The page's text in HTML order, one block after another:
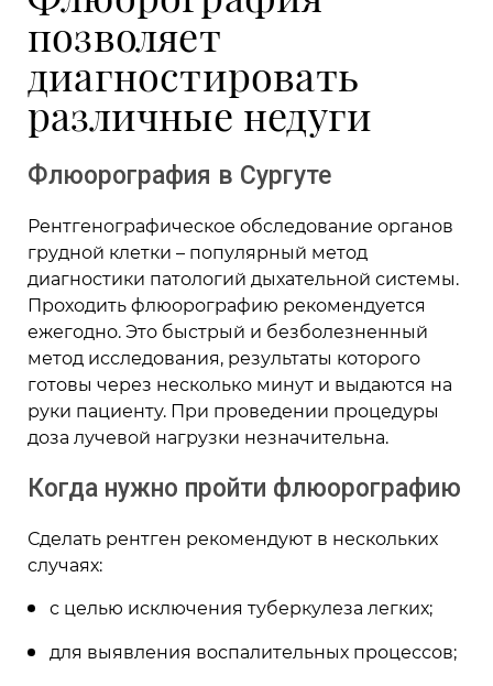
позволяет
диагностировать
различные недуги
Флюорография в Сургуте
Рентгенографическое обследование органов
грудной клетки – популярный метод
диагностики патологий дыхательной системы.
Проходить флюорографию рекомендуется
ежегодно. Это быстрый и безболезненный
метод исследования, результаты которого
готовы через несколько минут и выдаются на
руки пациенту. При проведении процедуры
доза лучевой нагрузки незначительна.
Когда нужно пройти флюорографию
Сделать рентген рекомендуют в нескольких
случаях:
с целью исключения туберкулеза легких;
для выявления воспалительных процессов;